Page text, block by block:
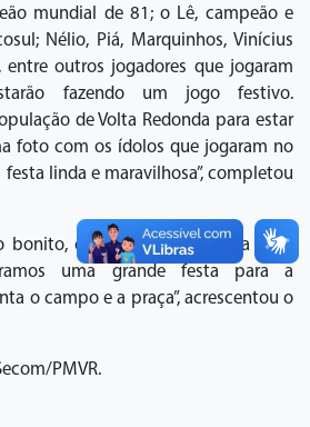
mundial de 81; o Lê, campeão e
Nélio, Piá, Marquinhos, Vinícius
entre outros jogadores que jogaram
fazendo um jogo festivo.
de Volta Redonda para estar
foto com os ídolos que jogaram no
festa linda e maravilhosa”, completou
bonito, cuidando da estrutura e do
uma grande festa para a
o campo e a praça”, acrescentou o
PMVR.